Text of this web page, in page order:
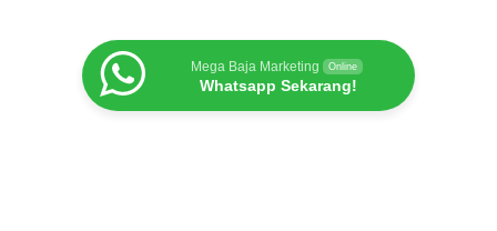
Mega Baja Marketing Online
Whatsapp Sekarang!